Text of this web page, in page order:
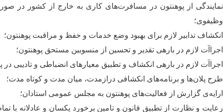
نمایندگی از پوهنتون در مسافرتهای کاری به خارج از کشور در
وظیفوی؛
انکشاف تدابیر لازم برای بهبود وضع خدمات و حفظ و مراقبت پوهنتون؛
اجراآت لازم در باره‏ی تقدیر و تحسین از منسوبین مستحق پوهنتون؛
اجراآت لازم در باره‏ی انکشاف و تطبیق معیارهای انضباطی و تادیبی در
طرح پلانها و برنامههای انکشافی درازمدت، میان مدت و کوتاه مدت؛
ارایهی گزارش از فعالیت‌های پوهنتون به مجلس عمومی استادان؛
رعایت و نظارت از تطبیق قانون و تامین برخورد یک‏سان و عادلانه با